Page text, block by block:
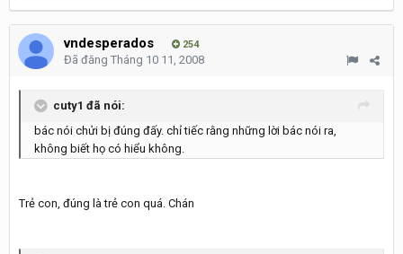
vndesperados 254
Đã đăng Tháng 10 11, 2008
cuty1 đã nói:
bác nói chửi bị đúng đấy. chỉ tiếc rằng những lời bác nói ra,
không biết họ có hiểu không.
Trẻ con, đúng là trẻ con quá. Chán